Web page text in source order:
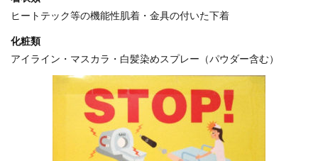
ヒートテック等の機能性肌着・金具の付いた下着
化粧類
アイライン・マスカラ・白髪染めスプレー（パウダー含む）